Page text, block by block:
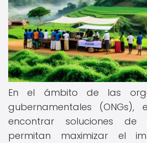
En el ámbito de las
gubernamentales (ONGs),
encontrar soluciones de
permitan maximizar el